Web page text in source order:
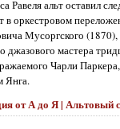
Равеля альт оставил
в оркестровом
Мусоргского
джазового мастера
Чарли
Янга.
от А до Я | Альтовый